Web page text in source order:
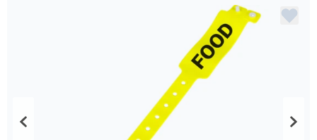
48,20 € *